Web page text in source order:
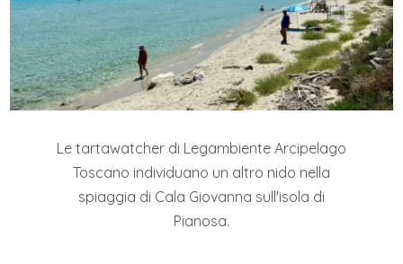
Le tartawatcher di Legambiente Arcipelago
Toscano individuano un altro nido nella
spiaggia di Cala Giovanna sull'isola di
Pianosa.